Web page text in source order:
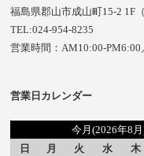
福島県郡山市成山町15-2 1F
TEL:024-954-8235
営業時間：AM10:00-
営業日カレンダー
今月(2026年8
日
月 火 水 木